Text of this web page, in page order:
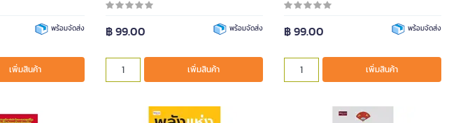
พร้อมจัดส่ง
เพิ่มสินค้า
฿ 99.00 พร้อมจัดส่ง
เพิ่มสินค้า
฿ 99.00 พร้อมจัดส่ง
เพิ่มสินค้า